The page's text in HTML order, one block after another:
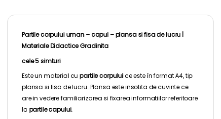
Partile corpului uman – capul – plansa si fisa de lucru |
Materiale Didactice Gradinita
cele 5 simturi
Este un material cupartile corpuluice este în format A4, tip
plansa si fisa de lucru. Plansa este insotita de cuvinte ce
are in vedere familiarizarea si fixarea informatiilor referitoare
la partile capului.